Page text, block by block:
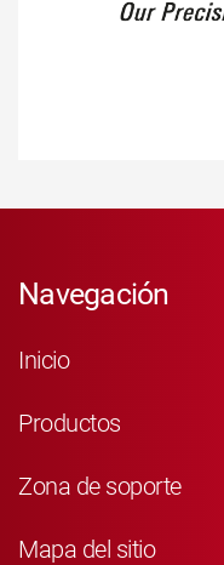
Navegación
Inicio
Productos
Zona de soporte
Mapa del sitio